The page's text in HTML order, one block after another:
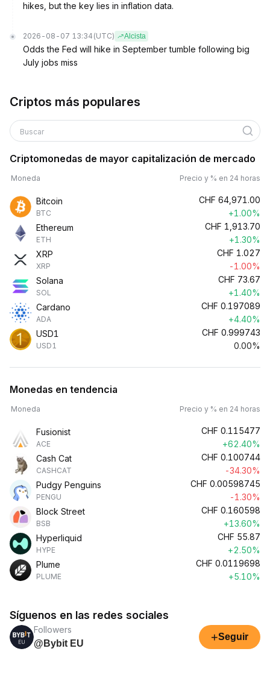
hikes, but the key lies in inflation data.
2026-08-07 13:34 (UTC) Alcista
Odds the Fed will hike in September tumble following big
July jobs miss
Criptos más populares
Buscar
Criptomonedas de mayor capitalización de mercado
Moneda Precio y % en 24 horas
Bitcoin
BTC
CHF 64,971.00
+1.00%
Ethereum
ETH
CHF 1,913.70
+1.30%
XRP
XRP
CHF 1.027
-1.00%
Solana
SOL
CHF 73.67
+1.40%
Cardano
ADA
CHF 0.197089
+4.40%
USD1
USD1
CHF 0.999743
0.00%
Monedas en tendencia
Moneda Precio y % en 24 horas
Fusionist
ACE
CHF 0.115477
+62.40%
Cash Cat
CASHCAT
CHF 0.100744
-34.30%
Pudgy Penguins
PENGU
CHF 0.00598745
-1.30%
Block Street
BSB
CHF 0.160598
+13.60%
Hyperliquid
HYPE
CHF 55.87
+2.50%
Plume
PLUME
CHF 0.0119698
+5.10%
Síguenos en las redes sociales
Followers
@Bybit EU
+Seguir